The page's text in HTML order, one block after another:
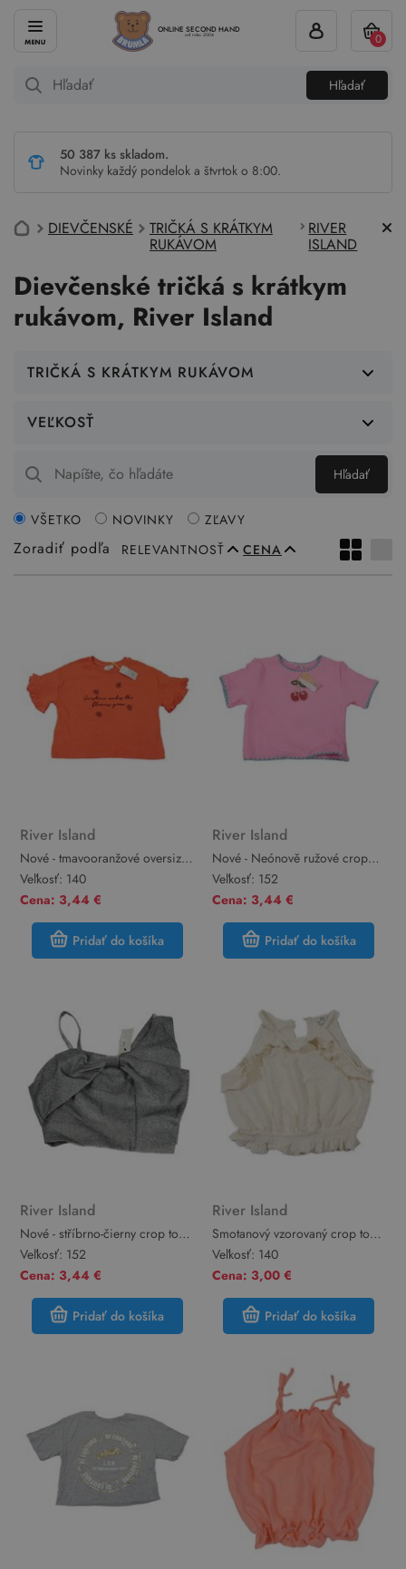
ONLINE SECOND HAND
od roku 2004
Hľadať
0
50 387 ks skladom.
Novinky každý pondelok a štvrtok o 8:00.
DIEVČENSKÉ TRIČKÁ S KRÁTKYM
RUKÁVOM
RIVER
ISLAND
Dievčenské tričká s krátkym
rukávom, River Island
TRIČKÁ S KRÁTKYM RUKÁVOM
VEĽKOSŤ
Hľadať
Zoradiť podľa RELEVANTNOSŤ CENA
VŠETKO NOVINKY ZĽAVY
River Island
Nové - tmavooranžové oversize
crop tričko s nápismi a kvetmi a
volánikmi RIVER ISLAND
Veľkosť: 140
Cena: 3,44 €
Pridať do košíka
River Island
Nové - Neónově ružové crop
tričko s třešničkami z flitrů River
Island
Veľkosť: 152
Cena: 3,44 €
Pridať do košíka
River Island
Nové - stříbrno-čierny crop top
s mašlou River Island
Veľkosť: 152
Cena: 3,44 €
Pridať do košíka
River Island
Smotanový vzorovaný crop top s
volánikmi River Island
Veľkosť: 140
Cena: 3,00 €
Pridať do košíka